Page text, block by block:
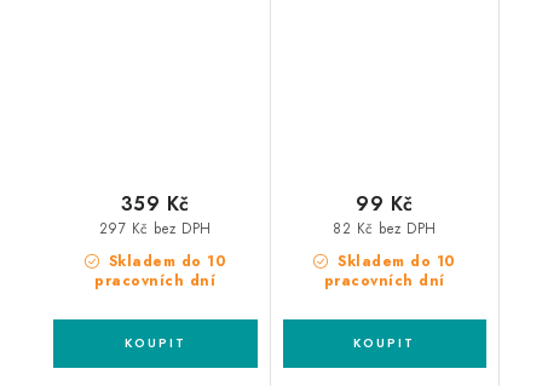
Skladem do 10
pracovních dní
297 Kč bez DPH
359 Kč
Skladem do 10
pracovních dní
82 Kč bez DPH
99 Kč